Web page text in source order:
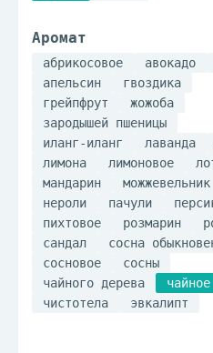
Аромат
абрикосовое авокадо
апельсин
гвоздика
грейпфрут
жожоба
зародышей пшеницы
иланг-иланг
лаванда
лимона
лимоновое
мандарин
можжевельник
нероли
пачули
пихтовое
розмарин
сандал
сосна
сосновое
сосны
чайного дерева
чистотела
эвкалипт